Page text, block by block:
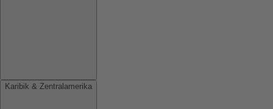
Karibik & Zentralamerika